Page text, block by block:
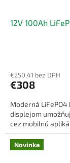
12V 100Ah
€250,41 bez DPH
€308
Moderná
displejom
cez mobilnú
Novinka